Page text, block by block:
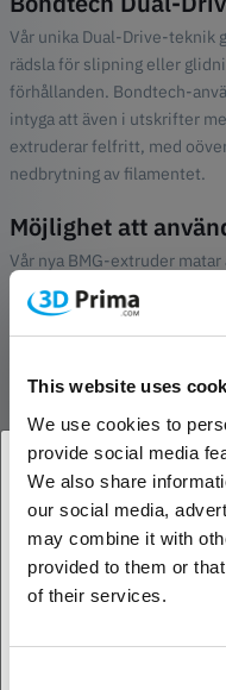
This website uses
We use cookies to
provide social media
We also share
our social media,
may combine it with
provided to them or
of their services.
Vår unika Dual-Drive-teknik
rädsla för slipning eller
förhållanden. Bondtech-
intyga att även i utskrifter
extruderar felfritt, med
nedbrytning av filamentet.
Möjlighet att
Vår nya BMG-extruder
från glidande nyloner och
och ibland spröda kolfyllda
konstruerad för 1,75 mm
tillförlitlighet oavsett
Filamentbanan är helt styrd
upprätthåller snäva
felmatning av filamentet
mycket flexibla filament
Justerbar spänning
Med tumskruvspännarna
enligt dina preferenser och
1. Är du en